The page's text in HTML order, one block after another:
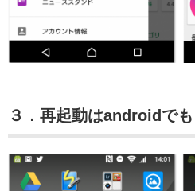
３．再起動はandroidでも